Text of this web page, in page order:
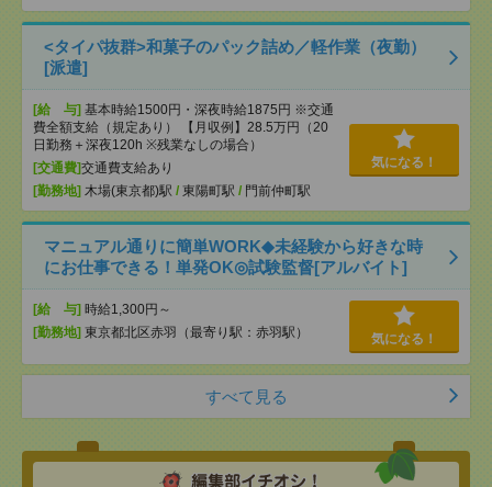
<タイパ抜群>和菓子のパック詰め／軽作業（夜勤）
[派遣]
[給 与] 基本時給1500円・深夜時給1875円 ※交通
費全額支給（規定あり） 【月収例】28.5万円（20
日勤務＋深夜120h ※残業なしの場合）
[交通費]交通費支給あり
[勤務地] 木場(東京都)駅 / 東陽町駅 / 門前仲町駅
気になる！
マニュアル通りに簡単WORK◆未経験から好きな時
にお仕事できる！単発OK◎試験監督[アルバイト]
[給 与] 時給1,300円～
[勤務地] 東京都北区赤羽（最寄り駅：赤羽駅） 気になる！
すべて見る